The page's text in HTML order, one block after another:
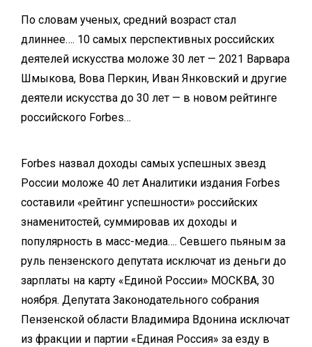
По словам ученых, средний возраст стал
длиннее…. 10 самых перспективных российских
деятелей искусства моложе 30 лет — 2021 Варвара
Шмыкова, Вова Перкин, Иван Янковский и другие
деятели искусства до 30 лет — в новом рейтинге
российского Forbes…
Forbes назвал доходы самых успешных звезд
России моложе 40 лет Аналитики издания Forbes
составили «рейтинг успешности» российских
знаменитостей, суммировав их доходы и
популярность в масс-медиа…. Севшего пьяным за
руль пензенского депутата исключат из деньги до
зарплаты на карту «Единой России» МОСКВА, 30
ноября. Депутата Законодательного собрания
Пензенской области Владимира Вдонина исключат
из фракции и партии «Единая Россия» за езду в